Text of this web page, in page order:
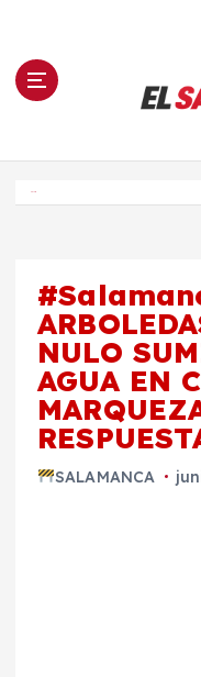
n El
NULO
AGUA EN
SALAMANCA